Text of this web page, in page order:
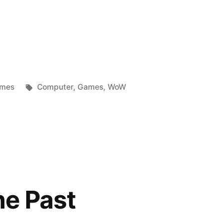
Schlagwörter:
Computer, Games, WoW
Past